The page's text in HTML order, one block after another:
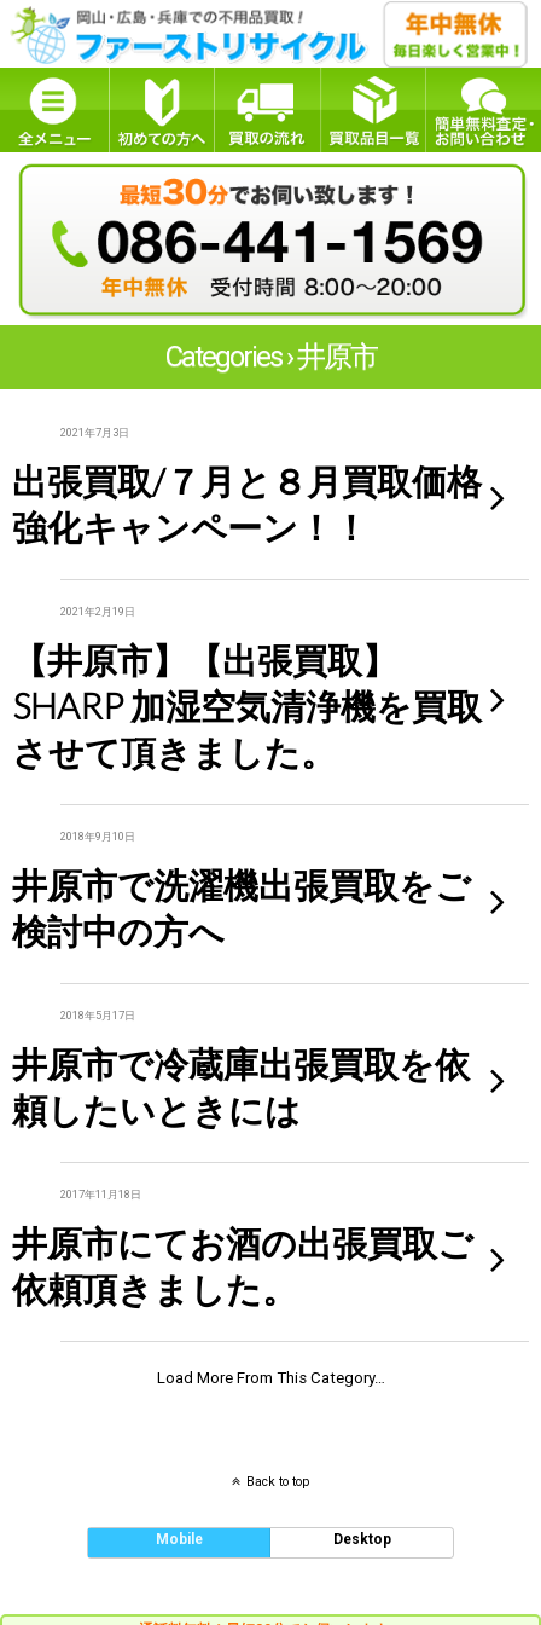
Categories ›井原市
2021年7月3日
出張買取/７月と８月買取価格
強化キャンペーン！！
2021年2月19日
【井原市】【出張買取】
SHARP 加湿空気清浄機を買取
させて頂きました。
2018年9月10日
井原市で洗濯機出張買取をご
検討中の方へ
2018年5月17日
井原市で冷蔵庫出張買取を依
頼したいときには
2017年11月18日
井原市にてお酒の出張買取ご
依頼頂きました。
Load More From This Category…
Back to top
Mobile Desktop